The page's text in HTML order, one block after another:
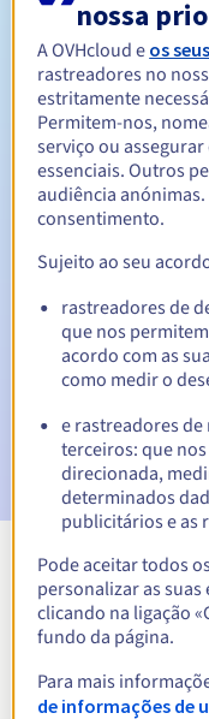
Período de
Período de
expiração
E-mail no dia da
nome de domínio
E-mail após o
eliminação do nome
Ver
nossa
A OVHcloud e os
rastreadores no
estritamente
Permitem-nos,
serviço ou
essenciais. Outros
audiência
consentimento.
Sujeito ao seu
rastreadores de
que nos
acordo com as
como medir o
e rastreadores
terceiros: que
direcionada,
determinados
publicitários e as
Pode aceitar todos
personalizar as
clicando na ligação
fundo da página.
Para mais
de informações de